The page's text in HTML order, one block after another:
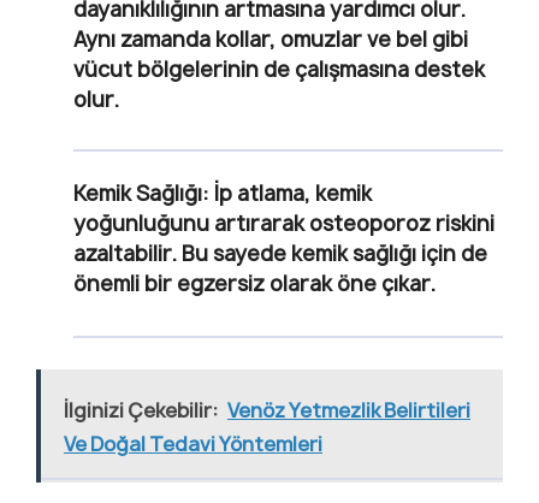
dayanıklılığının artmasına yardımcı olur.
Aynı zamanda kollar, omuzlar ve bel gibi
vücut bölgelerinin de çalışmasına destek
olur.
Kemik Sağlığı: İp atlama, kemik
yoğunluğunu artırarak osteoporoz riskini
azaltabilir. Bu sayede kemik sağlığı için de
önemli bir egzersiz olarak öne çıkar.
İlginizi Çekebilir: Venöz Yetmezlik Belirtileri
Ve Doğal Tedavi Yöntemleri